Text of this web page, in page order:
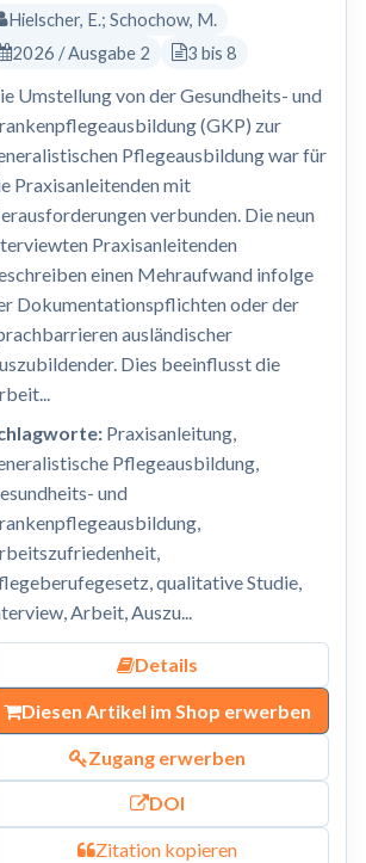
Hielscher, E.; Schochow, M.
2026 / Ausgabe 2
3 bis 8
Umstellung von der Gesundheits- und
(GKP) zur
Pflegeausbildung war für
Praxisanleitenden mit
verbunden. Die neun
Praxisanleitenden
einen Mehraufwand infolge
Dokumentationspflichten oder der
ausländischer
Dies beeinflusst die
Praxisanleitung,
Pflegeausbildung,
und
qualitative Studie,
Arbeit, Auszu...
Details
Diesen Artikel im Shop erwerben
Zugang erwerben
DOI
Zitation kopieren